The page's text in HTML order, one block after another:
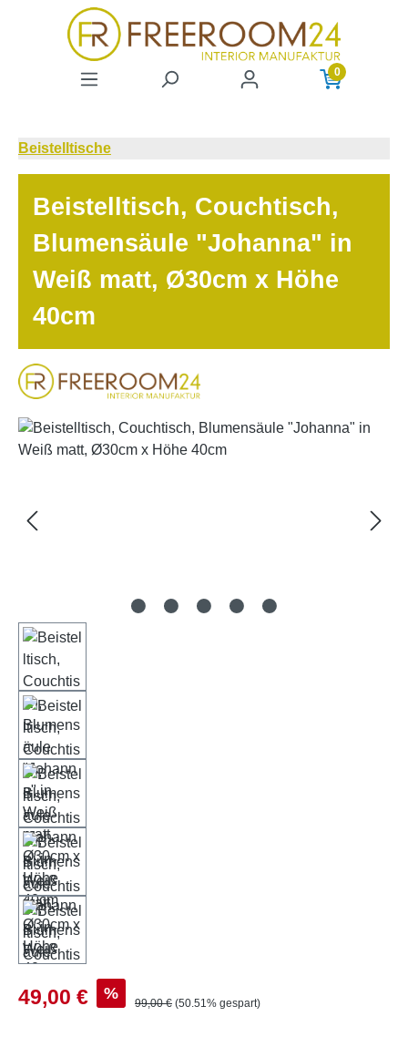
Zum Hauptinhalt springen
0
Beistelltische
Beistelltisch, Couchtisch,
Blumensäule "Johanna" in
Weiß matt, Ø30cm x Höhe
40cm
Bildergalerie überspringen
Verkaufspreis:
49,00 € % Regulärer Preis:
99,00 € (50.51% gespart)